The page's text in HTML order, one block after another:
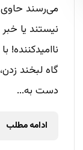
می‌رسند
نیستند یا
ناامیدکننده!
گاه لبخند
دست به...
ادامه مطلب